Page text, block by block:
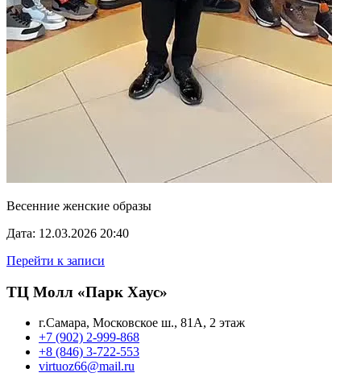
Весенние женские образы
Дата: 12.03.2026 20:40
Перейти к записи
ТЦ Молл «Парк Хаус»
г.Самара, Московское ш., 81А, 2 этаж
+7 (902) 2-999-868
+8 (846) 3-722-553
virtuoz66@mail.ru